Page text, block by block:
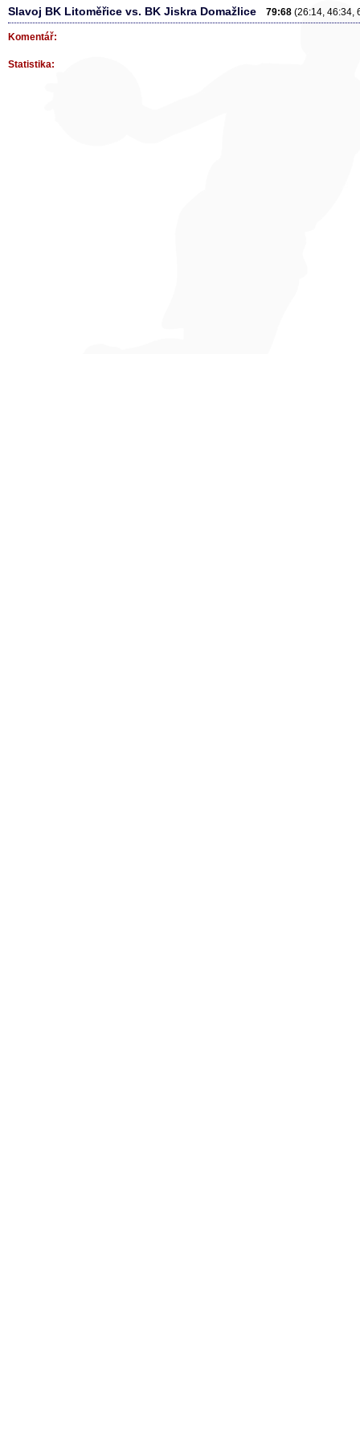
Slavoj BK Litoměřice vs. BK Jiskra Domažlice 79:68 (26:14, 46:34,
Komentář:
Statistika: